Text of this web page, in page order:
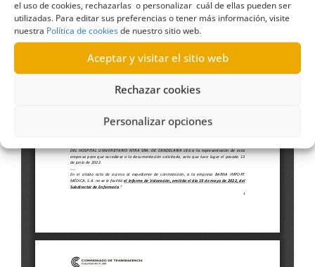
el uso de cookies, rechazarlas o personalizar cuál de ellas pueden ser
utilizadas. Para editar sus preferencias o tener más información, visite
nuestra Política de cookiesde nuestro sitio web.
Aceptar y visitar el sitio web
Rechazar cookies
Personalizar opciones